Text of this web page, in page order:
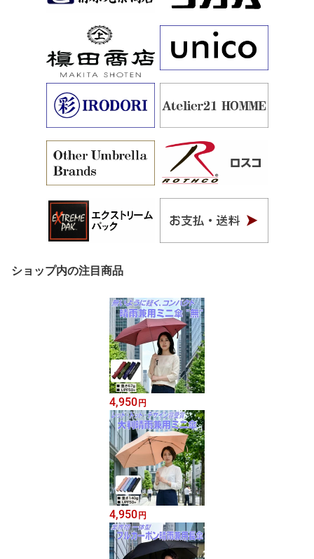
ショップ内の注目商品
4,950円
4,950円